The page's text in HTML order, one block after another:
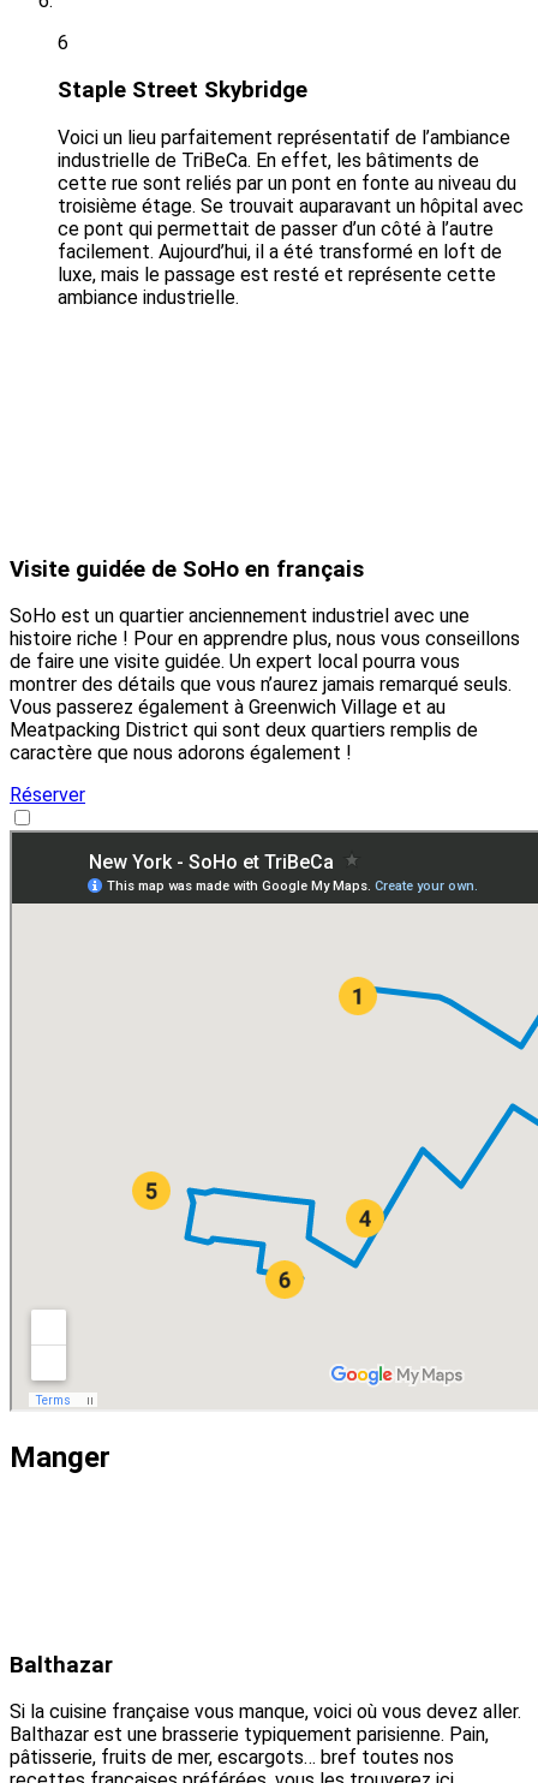
6
Staple Street Skybridge
Voici un lieu parfaitement représentatif de l’ambiance
industrielle de TriBeCa. En effet, les bâtiments de
cette rue sont reliés par un pont en fonte au niveau du
troisième étage. Se trouvait auparavant un hôpital avec
ce pont qui permettait de passer d’un côté à l’autre
facilement. Aujourd’hui, il a été transformé en loft de
luxe, mais le passage est resté et représente cette
ambiance industrielle.
Visite guidée de SoHo en français
SoHo est un quartier anciennement industriel avec une
histoire riche ! Pour en apprendre plus, nous vous conseillons
de faire une visite guidée. Un expert local pourra vous
montrer des détails que vous n’aurez jamais remarqué seuls.
Vous passerez également à Greenwich Village et au
Meatpacking District qui sont deux quartiers remplis de
caractère que nous adorons également !
Réserver
Manger
Balthazar
Si la cuisine française vous manque, voici où vous devez aller.
Balthazar est une brasserie typiquement parisienne. Pain,
pâtisserie, fruits de mer, escargots… bref toutes nos